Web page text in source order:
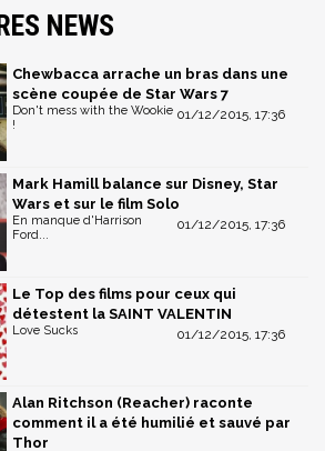
NEWS
Chewbacca arrache un bras dans une
scène coupée de Star Wars 7
01/12/2015, 17:36
Don't mess with the Wookie
!
Mark Hamill balance sur Disney, Star
Wars et sur le film Solo
01/12/2015, 17:36
En manque d'Harrison
Ford...
Le Top des films pour ceux qui
détestent la SAINT VALENTIN
01/12/2015, 17:36
Love Sucks
Alan Ritchson (Reacher) raconte
comment il a été humilié et sauvé par
Thor